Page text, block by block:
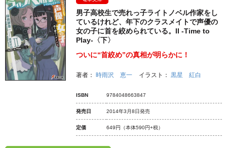
男子高校生で売れっ子ライトノベル作家をし
ているけれど、年下のクラスメイトで声優の
女の子に首を絞められている。II ‐Time to
Play‐〈下〉
ついに“首絞め”の真相が明らかに！
著者： 時雨沢 恵一 イラスト： 黒星 紅白
ISBN 9784048663847
発売日 2014年3月8日発売
定価 649円 （本体590円+税）